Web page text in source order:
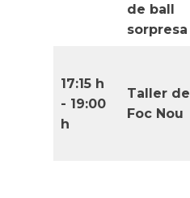
de ball
sorpresa
17:15 h
- 19:00
h
Taller de
Foc Nou